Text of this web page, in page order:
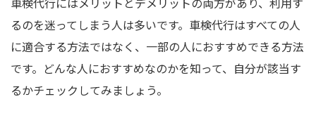
るのを迷ってしまう人は多いです。車検代行はすべての人
に適合する方法ではなく、一部の人におすすめできる方法
です。どんな人におすすめなのかを知って、自分が該当す
るかチェックしてみましょう。